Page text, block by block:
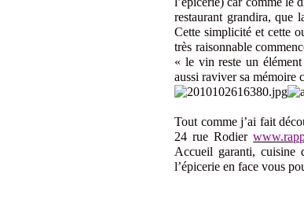
restaurant grandira, que
Cette simplicité et cette
très raisonnable
« le vin reste un
aussi raviver sa mémoire
Tout comme j’ai fait
24 rue Rodier
Accueil garanti, cuisine
l’épicerie en face vous